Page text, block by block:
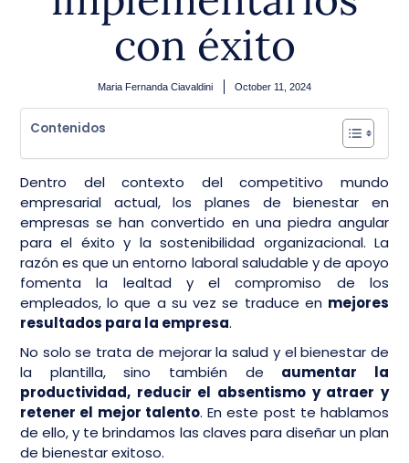
con éxito
Maria Fernanda Ciavaldini October 11, 2024
Contenidos
Dentro del contexto del competitivo mundo
empresarial actual, los planes de bienestar en
empresas se han convertido en una piedra angular
para el éxito y la sostenibilidad organizacional. La
razón es que un entorno laboral saludable y de apoyo
fomenta la lealtad y el compromiso de los
empleados, lo que a su vez se traduce en mejores
resultados para la empresa.
No solo se trata de mejorar la salud y el bienestar de
la plantilla, sino también de aumentar la
productividad, reducir el absentismo y atraer y
retener el mejor talento. En este post te hablamos
de ello, y te brindamos las claves para diseñar un plan
de bienestar exitoso.